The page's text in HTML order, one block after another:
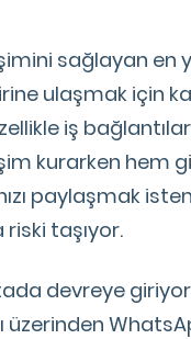
sağlayan en
ulaşmak için
iş
kurarken hem
paylaşmak
taşıyor.
devreye
üzerinden